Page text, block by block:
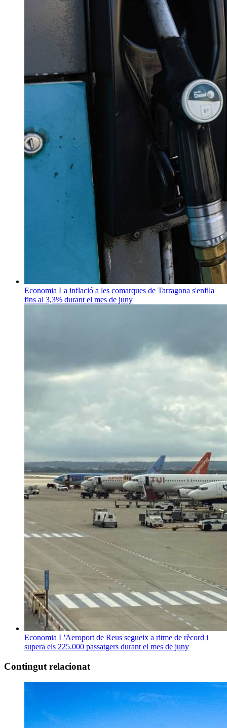
Economia La inflació a les comarques de Tarragona s'enfila
fins al 3,3% durant el mes de juny
Economia L'Aeroport de Reus segueix a ritme de rècord i
supera els 225.000 passatgers durant el mes de juny
Contingut relacionat